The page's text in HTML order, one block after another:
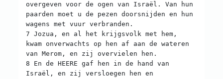
overgeven voor de ogen van Israël. Van hun
paarden moet u de pezen doorsnijden en hun
wagens met vuur verbranden.
7 Jozua, en al het krijgsvolk met hem,
kwam onverwachts op hen af aan de wateren
van Merom, en zij overvielen hen.
8 En de HEERE gaf hen in de hand van
Israël, en zij versloegen hen en